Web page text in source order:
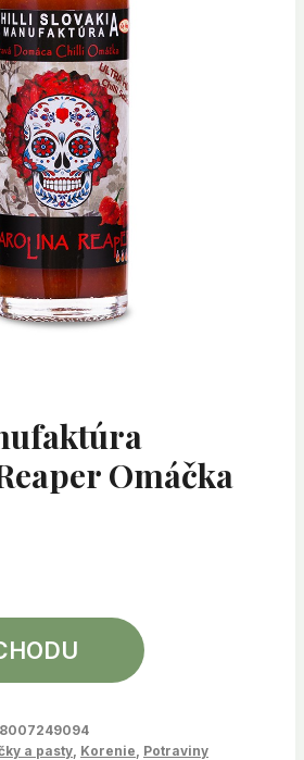
Omáčka
a pasty Korenie Potraviny